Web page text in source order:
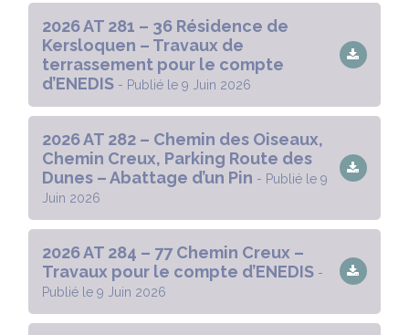
2026 AT 281 – 36 Résidence de
Kersloquen – Travaux de
terrassement pour le compte
d’ENEDIS - Publié le 9 Juin 2026
2026 AT 282 – Chemin des Oiseaux,
Chemin Creux, Parking Route des
Dunes – Abattage d’un Pin - Publié le 9
Juin 2026
2026 AT 284 – 77 Chemin Creux –
Travaux pour le compte d’ENEDIS -
Publié le 9 Juin 2026